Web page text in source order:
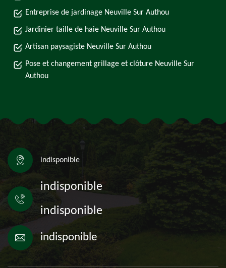
Entreprise de jardinage Neuville Sur Authou
Jardinier taille de haie Neuville Sur Authou
Artisan paysagiste Neuville Sur Authou
Pose et changement grillage et clôture Neuville Sur
Authou
indisponible
indisponible
indisponible
indisponible